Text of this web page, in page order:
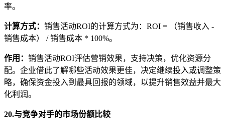
率。
计算方式： 销售活动ROI的计算方式为：ROI = （销售收入 -
销售成本） / 销售成本 * 100%。
作用 ： 销售活动ROI评估营销效果，支持决策，优化资源分
配。企业借此了解哪些活动效果更佳，决定继续投入或调整策
略，确保资金投入到最具回报的领域，以提升销售效益并最大
化利润。
20.与竞争对手的市场份额比较